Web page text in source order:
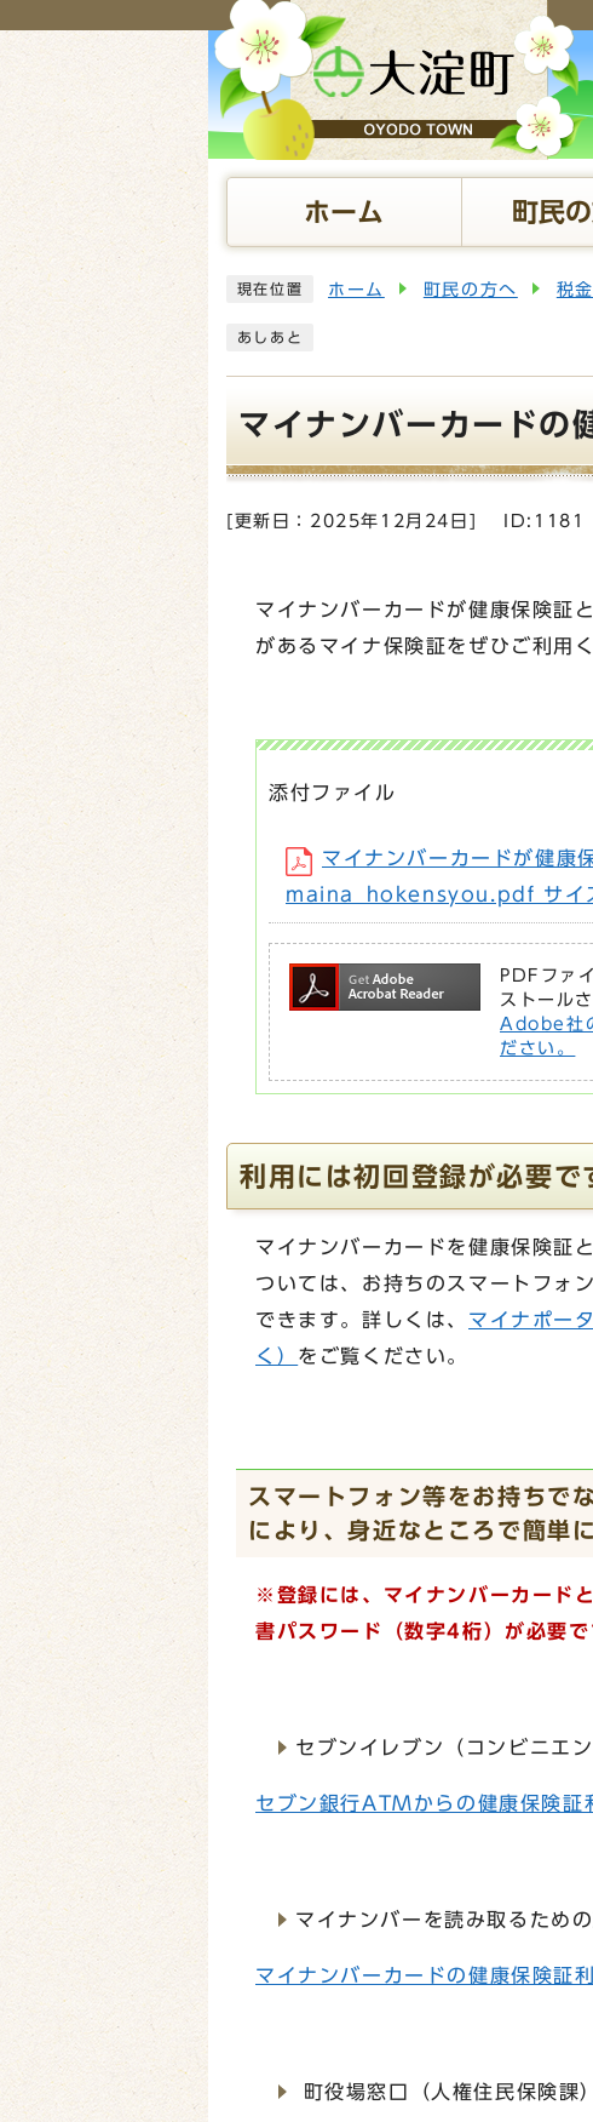
ホーム 町民
ここから本文です 現在位置 ホーム 町民の方へ 税
あしあと
マイナンバーカードの
[更新日： 2025年12月24日 ID:1181
マイナンバーカードが健康保険証
があるマイナ保険証をぜひご利用
添付ファイル
マイナンバーカードが健康
maina_hokensyou.pdf サイ
PDFファ
ストール
Adobe社
ださい。
利用には初回登録が必要で
マイナンバーカードを健康保険証
ついては、お持ちのスマートフォ
できます。詳しくは、 マイナポー
く） をご覧ください。
スマートフォン等をお持ちで
により、身近なところで簡単
※登録には、マイナンバーカード
書パスワード（数字4桁）が必要で
セブンイレブン（コンビニエ
セブン銀行ATMからの健康保険証
マイナンバーを読み取るため
マイナンバーカードの健康保険証
町役場窓口（人権住民保険課）